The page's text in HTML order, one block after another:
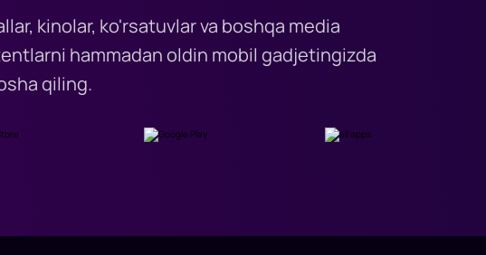
kinolar, ko'rsatuvlar va boshqa media
hammadan oldin mobil gadjetingizda
qiling.